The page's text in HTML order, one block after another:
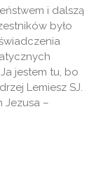
i dalszą
było
jestem tu, bo
Lemiesz SJ.
Jezusa –